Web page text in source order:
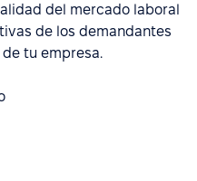
del mercado laboral
de los demandantes
tu empresa.